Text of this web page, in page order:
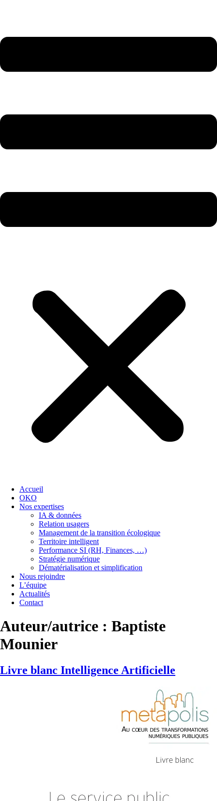
Accueil
OKO
Nos expertises
IA & données
Relation usagers
Management de la transition écologique
Territoire intelligent
Performance SI (RH, Finances, …)
Stratégie numérique
Dématérialisation et simplification
Nous rejoindre
L’équipe
Actualités
Contact
Auteur/autrice : Baptiste
Mounier
Livre blanc Intelligence Artificielle